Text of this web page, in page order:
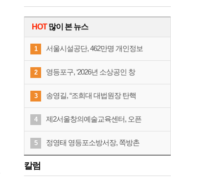
HOT많이 본 뉴스
1 서울시설공단, 462만명 개인정보
2 영등포구, ‘2026년 소상공인 창
3 송영길, “조희대 대법원장 탄핵
4 제2서울창의예술교육센터, 오픈
5 정영태 영등포소방서장, 쪽방촌
칼럼